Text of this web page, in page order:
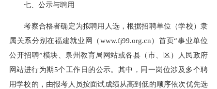
七、公示与聘用
考察合格者确定为拟聘用人选，根据招聘单位（学校）隶
属关系分别在福建就业网（www.fj99.org.cn）首页“事业单位
公开招聘”模块、泉州教育局网站或各县（市、区）人民政府
网站进行为期5个工作日的公示。其中，同一岗位涉及多个聘
用学校的，由报考人员按面试成绩从高到低的顺序依次优先选